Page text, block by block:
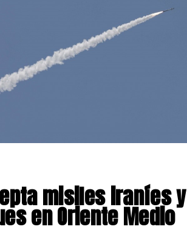
misiles iraníes y
en Oriente Medio